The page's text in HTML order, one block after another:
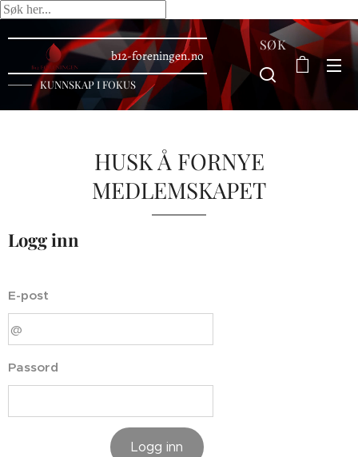
b12-foreningen.no
KUNNSKAP I FOKUS
SØK
HUSK Å FORNYE
MEDLEMSKAPET
Logg inn
E-post
Passord
Logg inn